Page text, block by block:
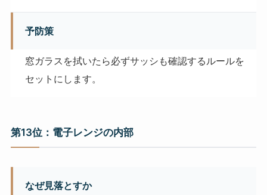
予防策
窓ガラスを拭いたら必ずサッシも確認するルールを
セットにします。
第13位：電子レンジの内部
なぜ見落とすか